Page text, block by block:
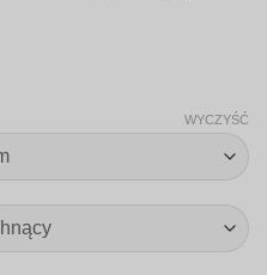
zł
zł
WYCZYŚĆ